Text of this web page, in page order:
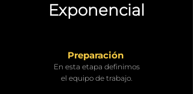
Exponencial
Preparación
En esta etapa definimos
el equipo de trabajo.